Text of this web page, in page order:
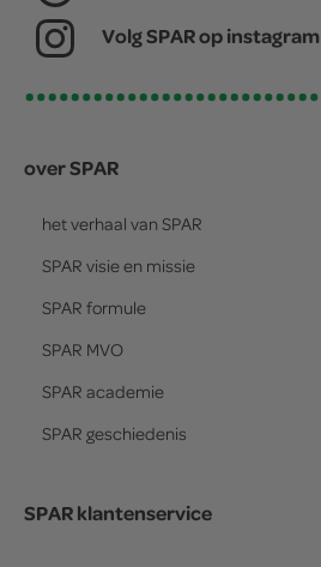
Volg SPAR op instagram
over SPAR
het verhaal van SPAR
SPAR visie en missie
SPAR formule
SPAR MVO
SPAR academie
SPAR geschiedenis
SPAR klantenservice